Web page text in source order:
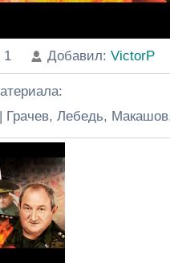
1 Добавил: VictorP
:
Грачев, Лебедь,